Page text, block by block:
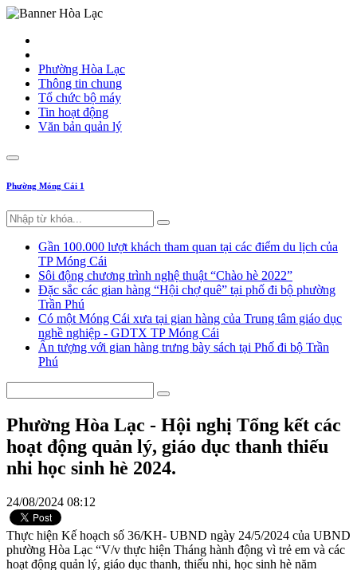
Phường Hòa Lạc
Thông tin chung
Tổ chức bộ máy
Tin hoạt động
Văn bản quản lý
Phường Móng Cái 1
Gần 100.000 lượt khách tham quan tại các điểm du lịch của
TP Móng Cái
Sôi động chương trình nghệ thuật “Chào hè 2022”
Đặc sắc các gian hàng “Hội chợ quê” tại phố đi bộ phường
Trần Phú
Có một Móng Cái xưa tại gian hàng của Trung tâm giáo dục
nghề nghiệp - GDTX TP Móng Cái
Ấn tượng với gian hàng trưng bày sách tại Phố đi bộ Trần
Phú
Phường Hòa Lạc - Hội nghị Tổng kết các
hoạt động quản lý, giáo dục thanh thiếu
nhi học sinh hè 2024.
24/08/2024 08:12
Thực hiện Kế hoạch số 36/KH- UBND ngày 24/5/2024 của UBND
phường Hòa Lạc “V/v thực hiện Tháng hành động vì trẻ em và các
hoạt động quản lý, giáo dục thanh, thiếu nhi, học sinh hè năm